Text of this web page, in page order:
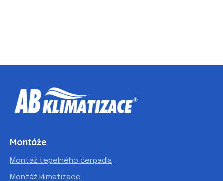
Montáže
Montáž tepelného čerpadla
Montáž klimatizace